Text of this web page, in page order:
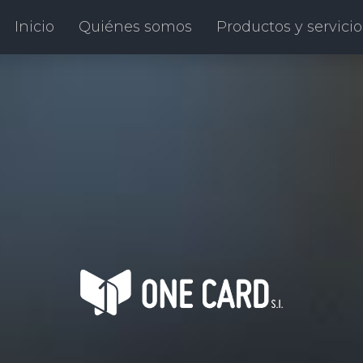
Inicio Quiénes somos Productos y